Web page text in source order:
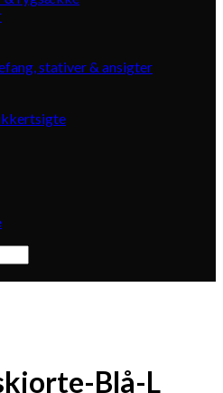
stativer & ansigter
Blå-L